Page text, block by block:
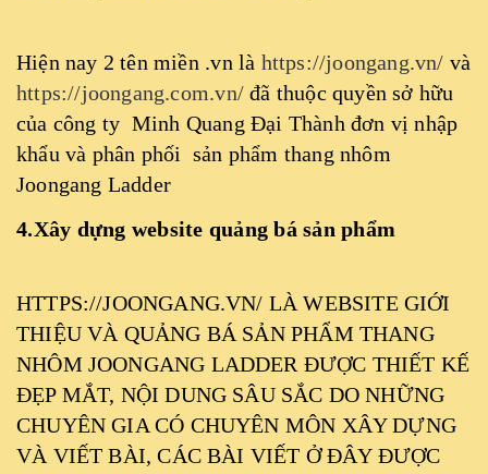
Hiện nay 2 tên miền .vn là https://joongang.vn/ và
https://joongang.com.vn/đã thuộc quyền sở hữu
của công ty Minh Quang Đại Thành đơn vị nhập
khẩu và phân phối sản phẩm thang nhôm
Joongang Ladder
4.Xây dựng website quảng bá sản phẩm
HTTPS://JOONGANG.VN/ LÀ WEBSITE GIỚI
THIỆU VÀ QUẢNG BÁ SẢN PHẨM THANG
NHÔM JOONGANG LADDER ĐƯỢC THIẾT KẾ
ĐẸP MẮT, NỘI DUNG SÂU SẮC DO NHỮNG
CHUYÊN GIA CÓ CHUYÊN MÔN XÂY DỰNG
VÀ VIẾT BÀI, CÁC BÀI VIẾT Ở ĐÂY ĐƯỢC